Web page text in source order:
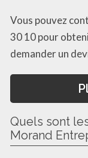
Vous pouvez
30 10 pour
demander un
Quels sont
Morand